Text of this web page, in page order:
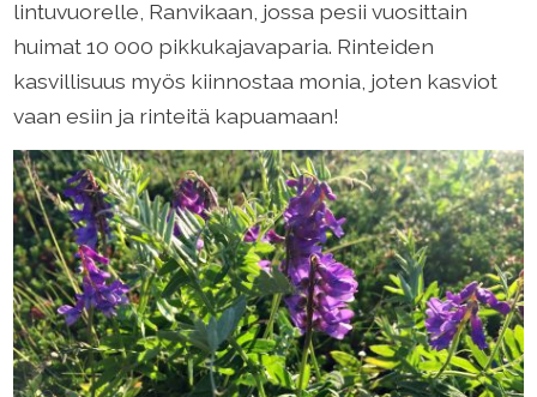
lintuvuorelle, Ranvikaan, jossa pesii vuosittain
huimat 10 000 pikkukajavaparia. Rinteiden
kasvillisuus myös kiinnostaa monia, joten kasviot
vaan esiin ja rinteitä kapuamaan!